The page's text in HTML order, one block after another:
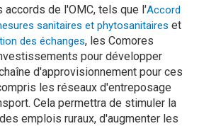
accords de l'OMC, tels que l'Accord
sanitaires et phytosanitaires et
des échanges, les Comores
pour développer
d'approvisionnement pour ces
les réseaux d'entreposage
Cela permettra de stimuler la
emplois ruraux, d'augmenter les